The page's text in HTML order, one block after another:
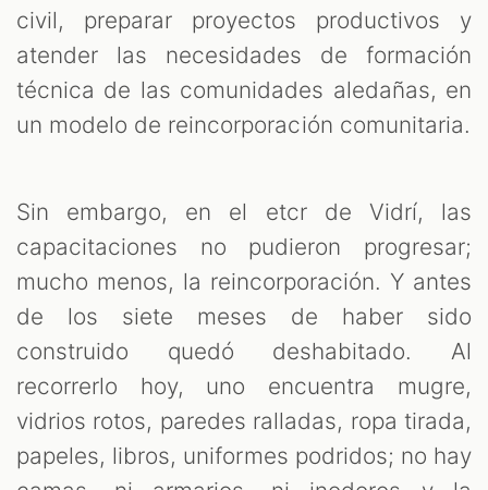
civil, preparar proyectos productivos y
atender las necesidades de formación
técnica de las comunidades aledañas, en
un modelo de reincorporación comunitaria.
Sin embargo, en el etcr de Vidrí, las
capacitaciones no pudieron progresar;
mucho menos, la reincorporación. Y antes
de los siete meses de haber sido
construido quedó deshabitado. Al
recorrerlo hoy, uno encuentra mugre,
vidrios rotos, paredes ralladas, ropa tirada,
papeles, libros, uniformes podridos; no hay